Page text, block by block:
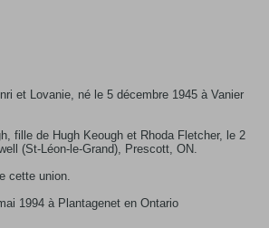
et Lovanie, né le 5 décembre 1945 à Vanier
fille de Hugh Keough et Rhoda Fletcher, le 2
(St-Léon-le-Grand), Prescott, ON.
cette union.
1994 à Plantagenet en Ontario